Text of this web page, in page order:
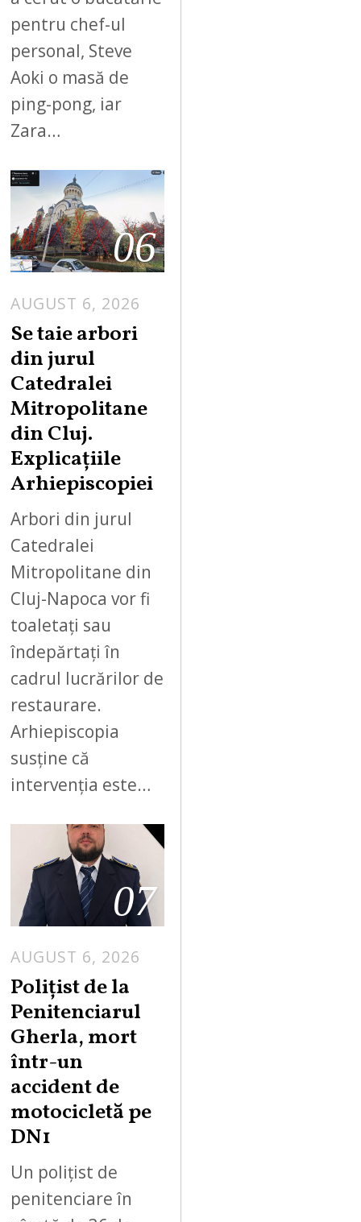
pentru chef-ul
personal, Steve
Aoki o masă de
ping-pong, iar
Zara…
06
AUGUST 6, 2026
Se taie arbori
din jurul
Catedralei
Mitropolitane
din Cluj.
Explicațiile
Arhiepiscopiei
Arbori din jurul
Catedralei
Mitropolitane din
Cluj-Napoca vor fi
toaletați sau
îndepărtați în
cadrul lucrărilor de
restaurare.
Arhiepiscopia
susține că
intervenția este…
07
AUGUST 6, 2026
Polițist de la
Penitenciarul
Gherla, mort
într-un
accident de
motocicletă pe
DN1
Un polițist de
penitenciare în